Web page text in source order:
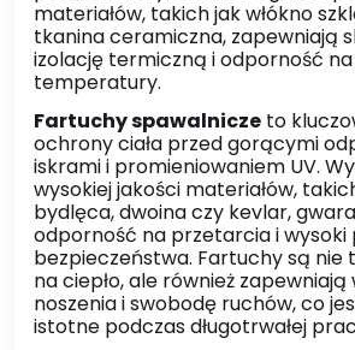
materiałów, takich jak włókno
tkanina ceramiczna, zapewniają
izolację termiczną i odporność
temperatury.
Fartuchy spawalnicze to
ochrony ciała przed gorącymi
iskrami i promieniowaniem UV.
wysokiej jakości materiałów,
bydlęca, dwoina czy kevlar,
odporność na przetarcia i wysoki
bezpieczeństwa. Fartuchy są nie
na ciepło, ale również
noszenia i swobodę ruchów, co
istotne podczas długotrwałej